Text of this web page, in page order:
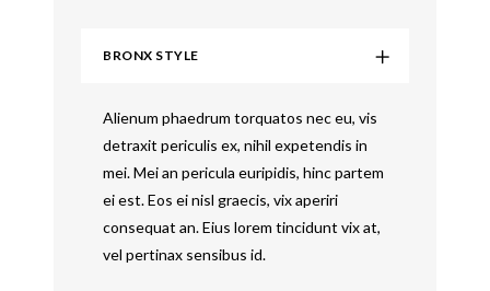
BRONX STYLE
Alienum phaedrum torquatos nec eu, vis
detraxit periculis ex, nihil expetendis in
mei. Mei an pericula euripidis, hinc partem
ei est. Eos ei nisl graecis, vix aperiri
consequat an. Eius lorem tincidunt vix at,
vel pertinax sensibus id.